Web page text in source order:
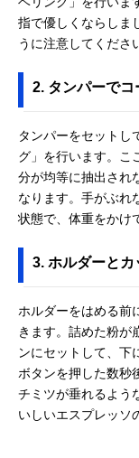
指で優しくならしま
うに注意してくださ
2. タンパーで
タンパーをセットし
グ」を行います。こ
分が均等に抽出され
なります。手がぶれ
状態で、体重をかけ
3. ホルダーと
ホルダーをはめる前
きます。詰めた粉が
ンにセットして、下
ボタンを押した数秒
チミツが垂れるよう
いしいエスプレッソ